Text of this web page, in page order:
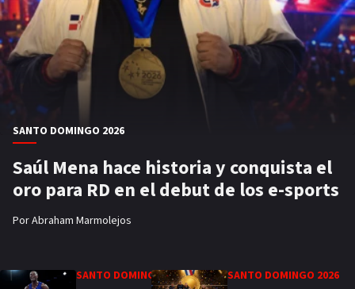
SANTO DOMINGO 2026
Saúl Mena hace historia y conquista el
oro para RD en el debut de los e-sports
PorAbraham Marmolejos
SANTO DOMINGO 2026 SANTO DOMINGO 2026